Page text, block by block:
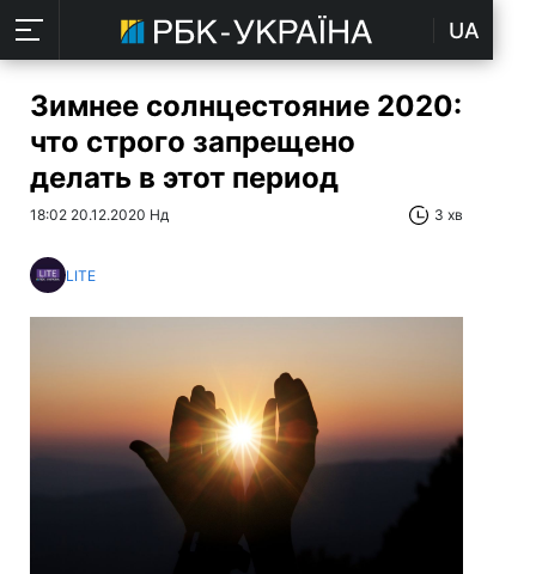
UA
Зимнее солнцестояние 2020:
что строго запрещено
делать в этот период
18:02 20.12.2020 Нд 3 хв
LITE